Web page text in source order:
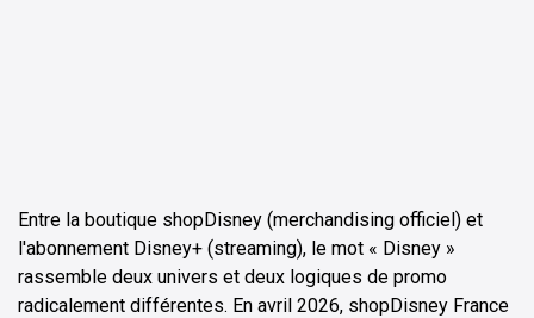
Entre la boutique shopDisney (merchandising officiel) et
l'abonnement Disney+ (streaming), le mot « Disney »
rassemble deux univers et deux logiques de promo
radicalement différentes. En avril 2026, shopDisney France